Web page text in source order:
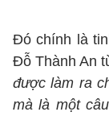
Đó chính là
Đỗ Thành An
được làm ra
mà là một